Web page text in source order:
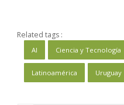
Related tags :
AI Ciencia y Tecnología
Latinoamérica Uruguay